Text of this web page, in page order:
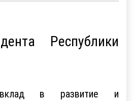
Республики
в развитие и